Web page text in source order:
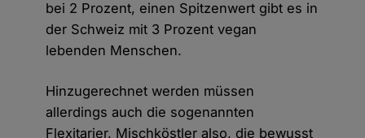
bei 2 Prozent, einen Spitzenwert gibt es in
der Schweiz mit 3 Prozent vegan
lebenden Menschen.
Hinzugerechnet werden müssen
allerdings auch die sogenannten
Flexitarier, Mischköstler also, die bewusst